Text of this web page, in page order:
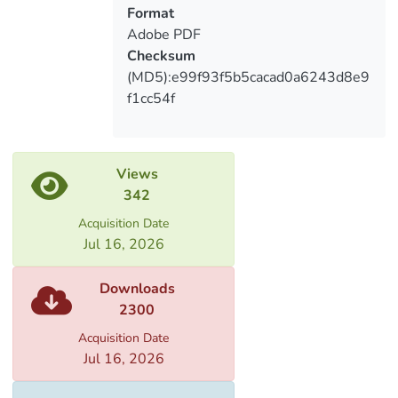
ინსტრუმენტი
Format
Adobe PDF
Checksum
(MD5):e99f93f5b5cacad0a6243d8e9
f1cc54f
Views
342
Acquisition Date
Jul 16, 2026
Downloads
2300
Acquisition Date
Jul 16, 2026